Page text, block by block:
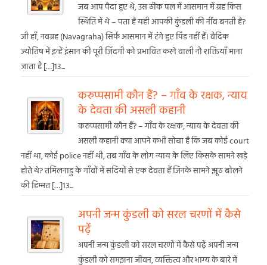
जब आप पैदा हुए थे, उस ठीक पल में आसमान में ग्रह किस
स्थिति में थे – पता है यही आपकी कुंडली की नींव बनती है?
जी हाँ, नवग्रह (Navagraha) सिर्फ आसमान में टंगे हुए पिंड नहीं हैं। वैदिक
ज्योतिष में इन्हें इंसान की पूरी ज़िंदगी को प्रभावित करने वाली नौ शक्तियाँ माना
जाता है […]13...
करुप्पसामी कौन हैं? – गाँव के रक्षक, न्याय
के देवता की असली कहानी
करुप्पसामी कौन हैं? – गाँव के रक्षक, न्याय के देवता की
असली कहानी क्या आपने कभी सोचा है कि जब कोई court
नहीं था, कोई police नहीं थी, तब गाँव के लोग न्याय के लिए किसके सामने खड़े
होते थे? तमिलनाडु के गाँवों में सदियों से एक देवता हैं जिनके सामने झूठ बोलने
की हिम्मत […]13...
अपनी जन्म कुंडली को सरल चरणों में कैसे
पढ़ें
अपनी जन्म कुंडली को सरल चरणों में कैसे पढ़ें अपनी जन्म
कुंडली को समझना जीवन, व्यक्तित्व और भाग्य के बारे में